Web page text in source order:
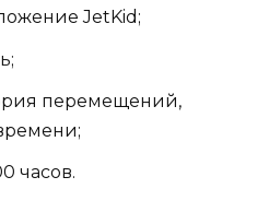
JetKid;
перемещений,
часов.